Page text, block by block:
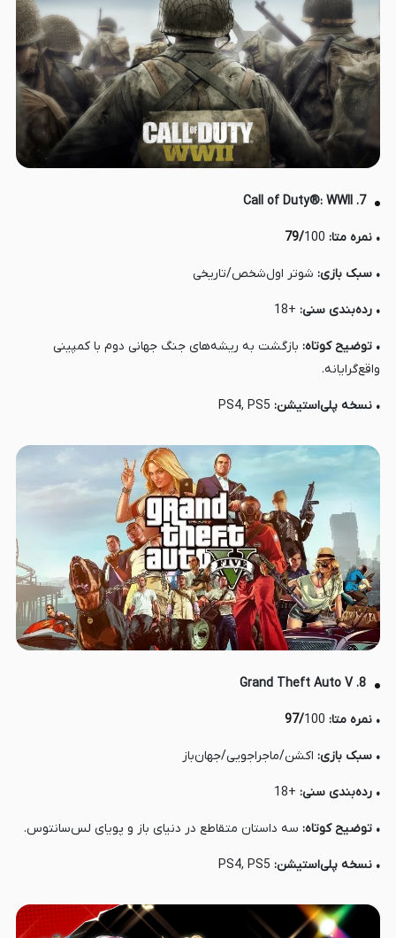
7. Call of Duty®: WWII
• نمره متا: 79/100
• سبک بازی: شوتر اول‌شخص/تاریخی
• رده‌بندی سنی:+18
• توضیح کوتاه:بازگشت به ریشه‌های جنگ جهانی دوم با کمپینی
واقع‌گرایانه.
• نسخه پلی‌استیشن:PS4, PS5
8. Grand Theft Auto V
• نمره متا: 97/100
• سبک بازی: اکشن/ماجراجویی/جهان‌باز
• رده‌بندی سنی:+18
• توضیح کوتاه: سه داستان متقاطع در دنیای باز و پویای لس‌سانتوس.
• نسخه پلی‌استیشن: PS4, PS5